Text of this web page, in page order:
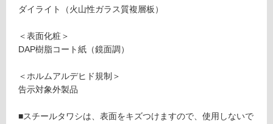
ロ
ー
ダイライト（火山性ガラス質複層板）
＜表面化粧＞
DAP樹脂コート紙（鏡面調）
＜ホルムアルデヒド規制＞
告示対象外製品
■スチールタワシは、表面をキズつけますので、使用しないで